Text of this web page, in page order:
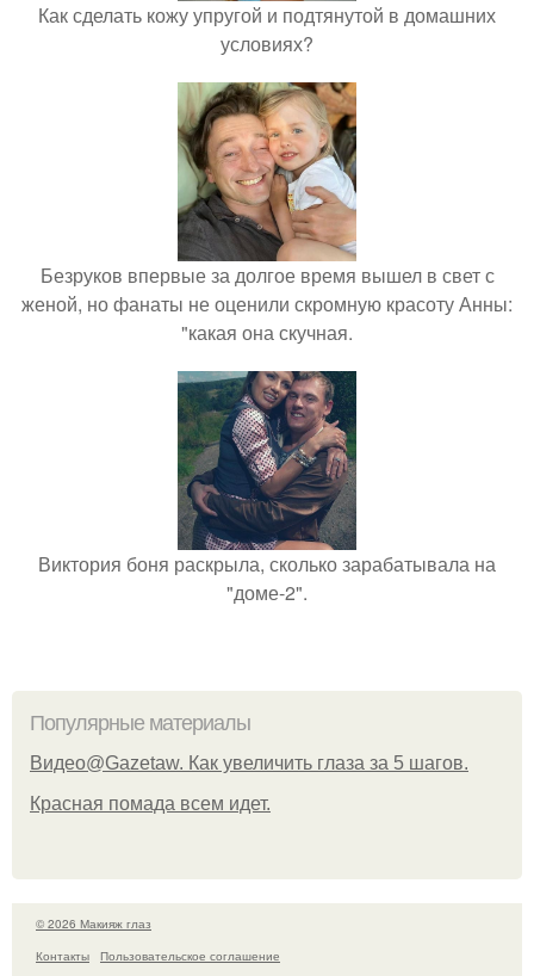
Как сделать кожу упругой и подтянутой в домашних
условиях?
Безруков впервые за долгое время вышел в свет с
женой, но фанаты не оценили скромную красоту Анны:
"какая она скучная.
Виктория боня раскрыла, сколько зарабатывала на
"доме-2".
Популярные материалы
Видео@Gazetaw. Как увеличить глаза за 5 шагов.
Красная помада всем идет.
© 2026 Макияж глаз
Контакты
Пользовательское соглашение